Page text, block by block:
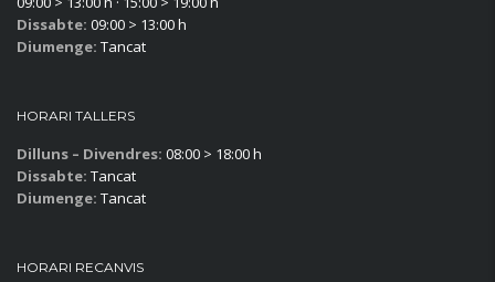
Dissabte: 09:00 > 13:00 h
Diumenge: Tancat
HORARI TALLERS
Dilluns – Divendres: 08:00 > 18:00 h
Dissabte: Tancat
Diumenge: Tancat
HORARI RECANVIS